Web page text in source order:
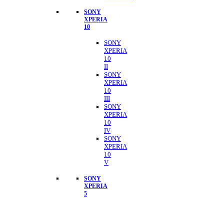
SONY
XPERIA
10
SONY
XPERIA
10
II
SONY
XPERIA
10
III
SONY
XPERIA
10
IV
SONY
XPERIA
10
V
SONY
XPERIA
5